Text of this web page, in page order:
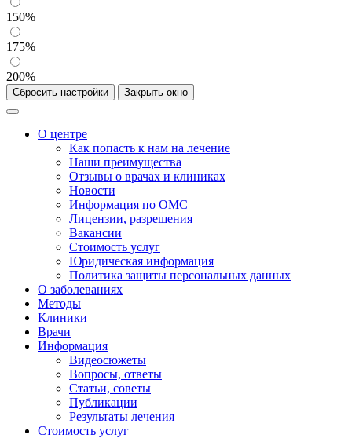
150%
175%
200%
Сбросить настройки Закрыть окно
О центре
Как попасть к нам на лечение
Наши преимущества
Отзывы о врачах и клиниках
Новости
Информация по ОМС
Лицензии, разрешения
Вакансии
Стоимость услуг
Юридическая информация
Политика защиты персональных данных
О заболеваниях
Методы
Клиники
Врачи
Информация
Видеосюжеты
Вопросы, ответы
Статьи, советы
Публикации
Результаты лечения
Стоимость услуг